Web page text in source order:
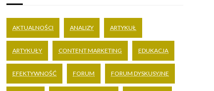
AKTUALNOŚCI ANALIZY ARTYKUŁ
ARTYKUŁY CONTENT MARKETING EDUKACJA
EFEKTYWNOŚĆ FORUM FORUM DYSKUSYJNE